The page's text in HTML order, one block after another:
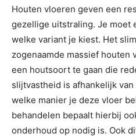
Houten vloeren geven een
gezellige uitstraling. Je moet
welke variant je kiest. Het
zogenaamde massief houten
een houtsoort te gaan die
slijtvastheid is afhankelijk
welke manier je deze vloer
behandelen bepaalt hierbij
onderhoud op nodig is. Ook